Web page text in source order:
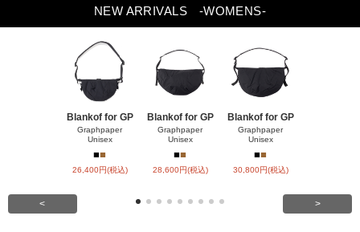
NEW ARRIVALS -WOMENS-
Blankof for GP
Graphpaper
Unisex
■■
26,400円(税込)
Blankof for GP
Graphpaper
Unisex
■■
28,600円(税込)
Blankof for GP
Graphpaper
Unisex
■■
30,800円(税込)
< >